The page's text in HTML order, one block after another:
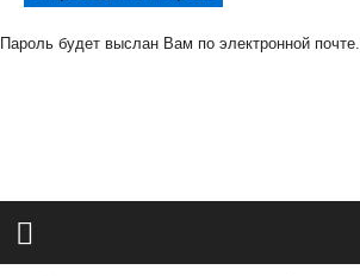
Пароль будет выслан Вам по электронной почте.
ж